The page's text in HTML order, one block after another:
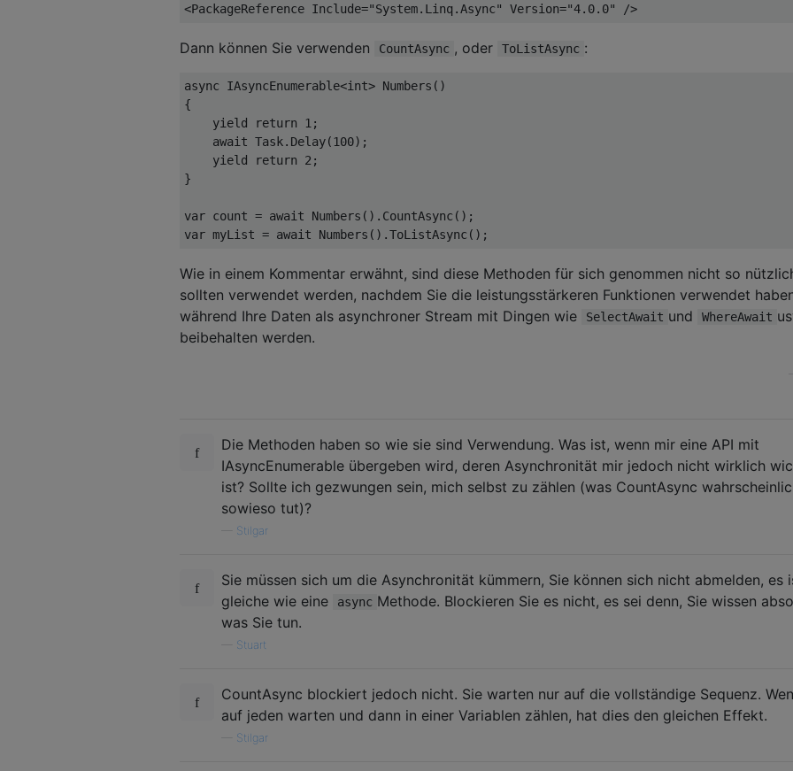
<PackageReference Include="System.Linq.Async" Version="4.0.0" />
Dann können Sie verwenden CountAsync , oder ToListAsync :
async IAsyncEnumerable<int> Numbers ()
{
yield
return 1 ;
await Task. Delay(100);
yield
return 2 ;
}
var count = await Numbers (). CountAsync ();
var myList = await Numbers ().ToListAsync ();
Wie in einem Kommentar erwähnt, sind diese Methoden für sich genommen nicht so
sollten verwendet werden, nachdem Sie die leistungsstärkeren Funktionen verwendet
während Ihre Daten als asynchroner Stream mit Dingen wie
SelectAwait und WhereAwait
beibehalten werden.
Die Methoden haben so wie sie sind Verwendung. Was ist, wenn mir eine API mit
IAsyncEnumerable übergeben wird, deren Asynchronität mir jedoch nicht wirklich
ist? Sollte ich gezwungen sein, mich selbst zu zählen (was CountAsync
sowieso tut)?
Stilgar
Sie müssen sich um die Asynchronität kümmern, Sie können sich nicht abmelden, es
gleiche wie eine
async Methode. Blockieren Sie es nicht, es sei denn, Sie wissen
was Sie tun.
Stuart
CountAsync blockiert jedoch nicht. Sie warten nur auf die vollständige Sequenz.
auf jeden warten und dann in einer Variablen zählen, hat dies den gleichen Effekt.
Stilgar